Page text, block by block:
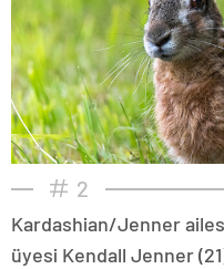
2
Kardashian/Jenner
üyesi Kendall Jenner